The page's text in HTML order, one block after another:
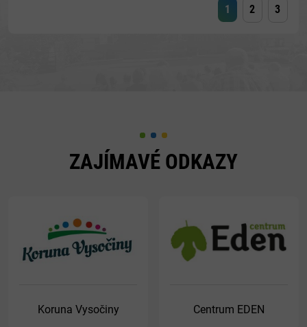
1 2 3
ZAJÍMAVÉ ODKAZY
Koruna Vysočiny Centrum EDEN